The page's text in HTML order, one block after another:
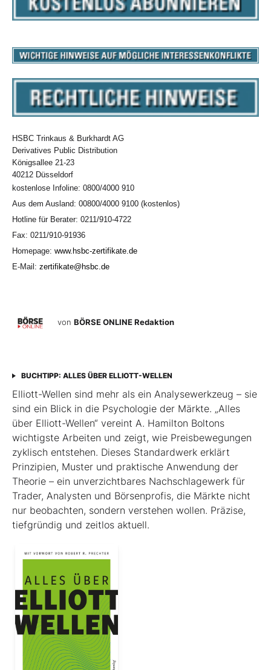
HSBC Trinkaus & Burkhardt AG
Derivatives Public Distribution
Königsallee 21-23
40212 Düsseldorf
kostenlose Infoline: 0800/4000 910
Aus dem Ausland: 00800/4000 9100 (kostenlos)
Hotline für Berater: 0211/910-4722
Fax: 0211/910-91936
Homepage: www.hsbc-zertifikate.de
E-Mail: zertifikate@hsbc.de
von BÖRSE ONLINE Redaktion
BUCHTIPP: ALLES ÜBER ELLIOTT-WELLEN
Elliott-Wellen sind mehr als ein Analysewerkzeug – sie
sind ein Blick in die Psychologie der Märkte. „Alles
über Elliott-Wellen“ vereint A. Hamilton Boltons
wichtigste Arbeiten und zeigt, wie Preisbewegungen
zyklisch entstehen. Dieses Standardwerk erklärt
Prinzipien, Muster und praktische Anwendung der
Theorie – ein unverzichtbares Nachschlagewerk für
Trader, Analysten und Börsenprofis, die Märkte nicht
nur beobachten, sondern verstehen wollen. Präzise,
tiefgründig und zeitlos aktuell.